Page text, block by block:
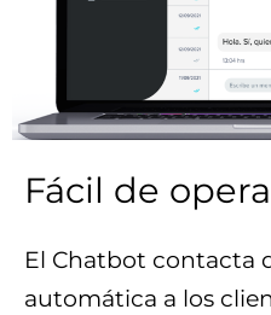
Fácil de
El Chatbot contacta
automática a los